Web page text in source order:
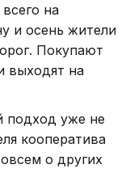
на
и осень жители
Покупают
выходят на
подход уже не
кооператива
о других